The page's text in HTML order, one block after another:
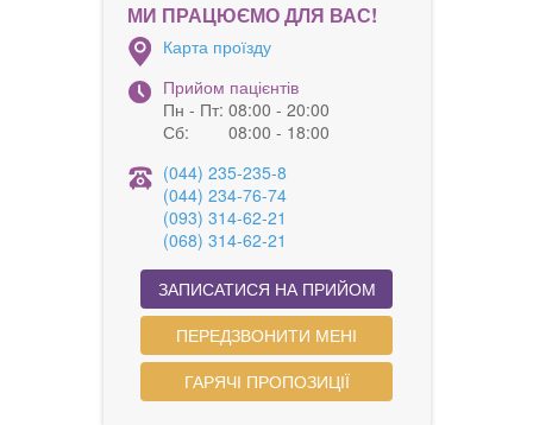
МИ ПРАЦЮЄМО ДЛЯ ВАС!
Карта проїзду
Прийом пацієнтів
Пн - Пт: 08:00 - 20:00
Сб:
08:00 - 18:00
(044) 235-235-8
(044) 234-76-74
(093) 314-62-21
(068) 314-62-21
ЗАПИСАТИСЯ НА ПРИЙОМ
ПЕРЕДЗВОНИТИ МЕНІ
ГАРЯЧІ ПРОПОЗИЦІЇ